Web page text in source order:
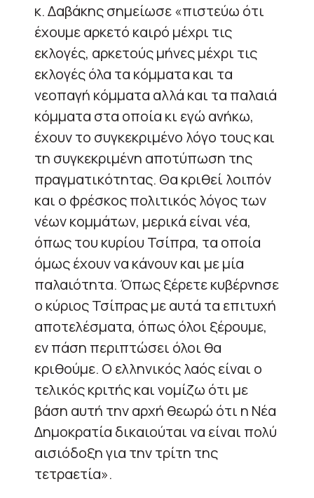
κ. Δαβάκης σημείωσε «πιστεύω ότι
έχουμε αρκετό καιρό μέχρι τις
εκλογές, αρκετούς μήνες μέχρι τις
εκλογές όλα τα κόμματα και τα
νεοπαγή κόμματα αλλά και τα παλαιά
κόμματα στα οποία κι εγώ ανήκω,
έχουν το συγκεκριμένο λόγο τους και
τη συγκεκριμένη αποτύπωση της
πραγματικότητας. Θα κριθεί λοιπόν
και ο φρέσκος πολιτικός λόγος των
νέων κομμάτων, μερικά είναι νέα,
όπως του κυρίου Τσίπρα, τα οποία
όμως έχουν να κάνουν και με μία
παλαιότητα. Όπως ξέρετε κυβέρνησε
ο κύριος Τσίπρας με αυτά τα επιτυχή
αποτελέσματα, όπως όλοι ξέρουμε,
εν πάση περιπτώσει όλοι θα
κριθούμε. Ο ελληνικός λαός είναι ο
τελικός κριτής και νομίζω ότι με
βάση αυτή την αρχή θεωρώ ότι η Νέα
Δημοκρατία δικαιούται να είναι πολύ
αισιόδοξη για την τρίτη της
τετραετία».